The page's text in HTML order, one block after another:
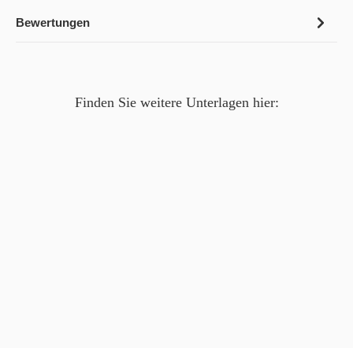
Bewertungen
Finden Sie weitere Unterlagen hier: